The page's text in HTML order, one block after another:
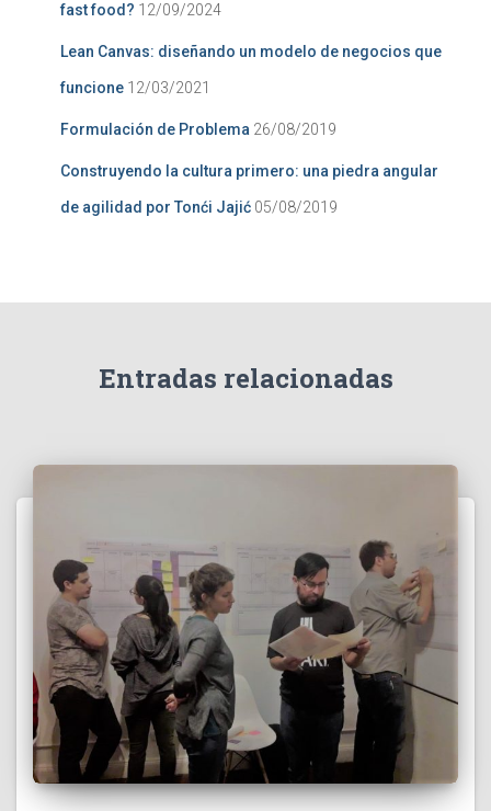
fast food? 12/09/2024
Lean Canvas: diseñando un modelo de negocios que
funcione 12/03/2021
Formulación de Problema 26/08/2019
Construyendo la cultura primero: una piedra angular
de agilidad por Tonći Jajić 05/08/2019
Entradas relacionadas